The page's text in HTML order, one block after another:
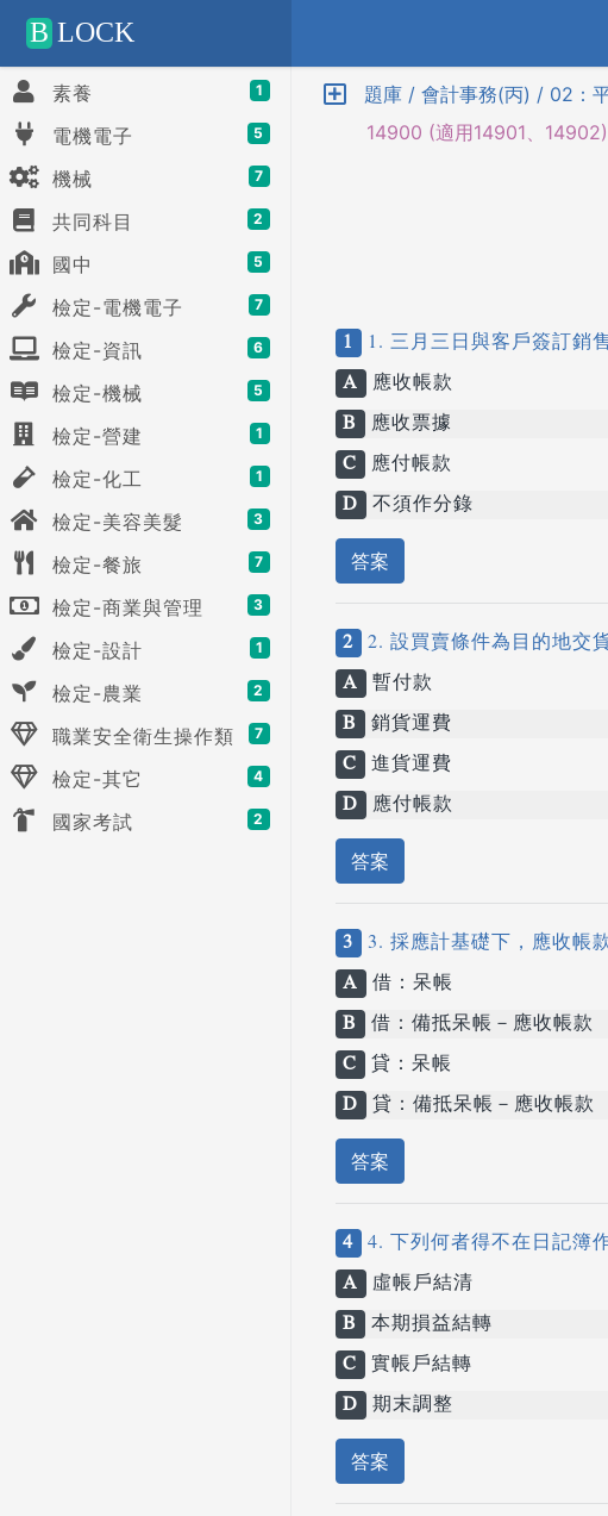
Positive SSL
B LOCK
素養 1
電機電子 5
機械 7
共同科目 2
國中 5
檢定-電機電子 7
檢定-資訊 6
檢定-機械 5
檢定-營建 1
檢定-化工 1
檢定-美容美髮 3
檢定-餐旅 7
檢定-商業與管理 3
檢定-設計 1
檢定-農業 2
職業安全衛生操作類 7
檢定-其它 4
國家考試 2
題庫 / 會計事務(丙) / 02：
14900 (適用14901、
1
1. 三月三日與客戶簽訂銷
A 應收帳款
B 應收票據
C 應付帳款
D 不須作分錄
答案
2 2. 設買賣條件為目的地交
A 暫付款
B 銷貨運費
C 進貨運費
D 應付帳款
答案
3 3. 採應計基礎下，應收帳
A 借：呆帳
B 借：備抵呆帳－應收帳款
C 貸：呆帳
D 貸：備抵呆帳－應收帳款
答案
4 4. 下列何者得不在日記簿
A 虛帳戶結清
B 本期損益結轉
C 實帳戶結轉
D 期末調整
答案